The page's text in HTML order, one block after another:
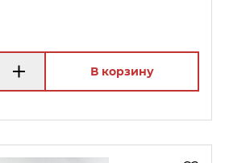
В корзину